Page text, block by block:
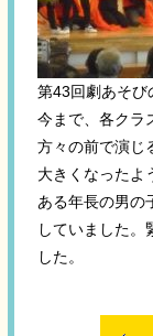
第43回劇あそび
今まで、各クラ
方々の前で演じ
大きくなったよ
ある年長の男の
していました。
した。